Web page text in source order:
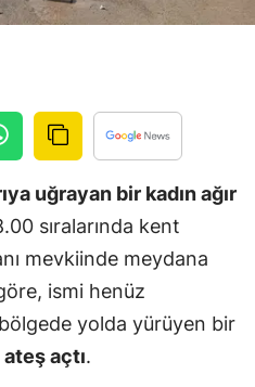
Denizli
Erzincan
Erzurum
Gaziantep
uğrayan bir kadın ağır
sıralarında kent
mevkiinde meydana
ismi henüz
yolda yürüyen bir
açtı.